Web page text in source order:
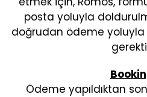
posta yoluyla
doğrudan ödeme
Ödeme yapıldıktan